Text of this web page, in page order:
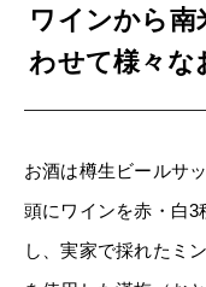
ワインから南
わせて様々な
お酒は樽生ビールサ
頭にワインを赤・白3
し、実家で採れたミ